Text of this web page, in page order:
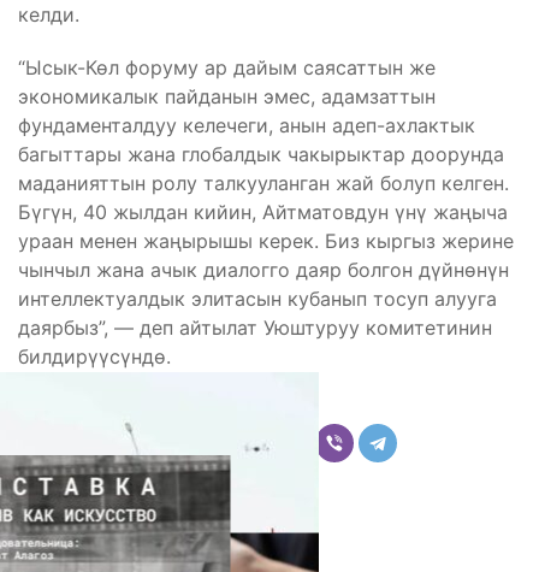
келди.
“Ысык-Көл форуму ар дайым саясаттын же
экономикалык пайданын эмес, адамзаттын
фундаменталдуу келечеги, анын адеп-ахлактык
багыттары жана глобалдык чакырыктар доорунда
маданияттын ролу талкууланган жай болуп келген.
Бүгүн, 40 жылдан кийин, Айтматовдун үнү жаңыча
ураан менен жаңырышы керек. Биз кыргыз жерине
чынчыл жана ачык диалогго даяр болгон дүйнөнүн
интеллектуалдык элитасын кубанып тосуп алууга
даярбыз”, — деп айтылат Уюштуруу комитетинин
билдирүүсүндө.
Комментарийлер